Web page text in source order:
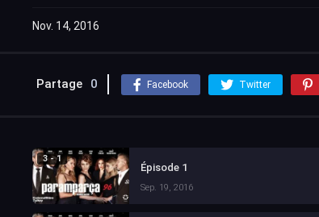
Nov. 14, 2016
Partage 0 Facebook Twitter
3 - 1
Épisode 1
Sep. 19, 2016